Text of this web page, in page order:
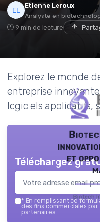
Etienne Leroux
Analyste en
9 min de lecture
Explorez le monde
entreprise
logiciels applicatifs,
et
Biotech
Téléchargez
* En remplissant ce
des fins commerciales
partenaires.